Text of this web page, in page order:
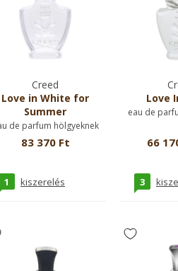
Creed
Love in White for
Summer
de parfum hölgyeknek
83 370 Ft
1 kiszerelés
Love
eau de
66
3